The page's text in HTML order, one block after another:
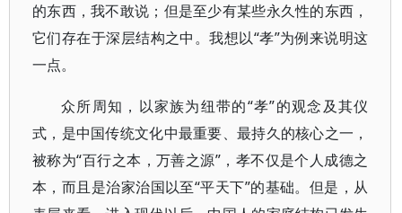
的东西，我不敢说；但是至少有某些永久性的东西，
它们存在于深层结构之中。我想以“孝”为例来说明这
一点。
众所周知，以家族为纽带的“孝”的观念及其仪
式，是中国传统文化中最重要、最持久的核心之一，
被称为“百行之本，万善之源”，孝不仅是个人成德之
本，而且是治家治国以至“平天下”的基础。但是，从